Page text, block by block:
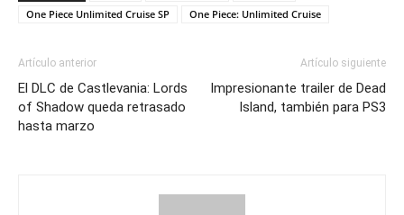
One Piece Unlimited Cruise SP
One Piece: Unlimited Cruise
Artículo anterior
El DLC de Castlevania: Lords
of Shadow queda retrasado
hasta marzo
Artículo siguiente
Impresionante trailer de Dead
Island, también para PS3